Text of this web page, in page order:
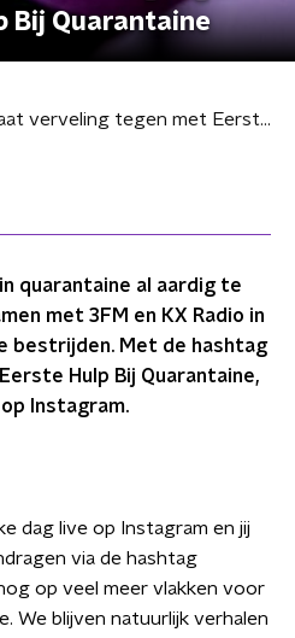
Bij Quarantaine
#EHBQ: FunX gaat verveling tegen met Eerste Hulp Bij Quarantaine
quarantaine al aardig te
met 3FM en KX Radio in
bestrijden. Met de hashtag
Hulp Bij Quarantaine,
Instagram.
dag live op Instagram en jij
via de hashtag
op veel meer vlakken voor
We blijven natuurlijk verhalen